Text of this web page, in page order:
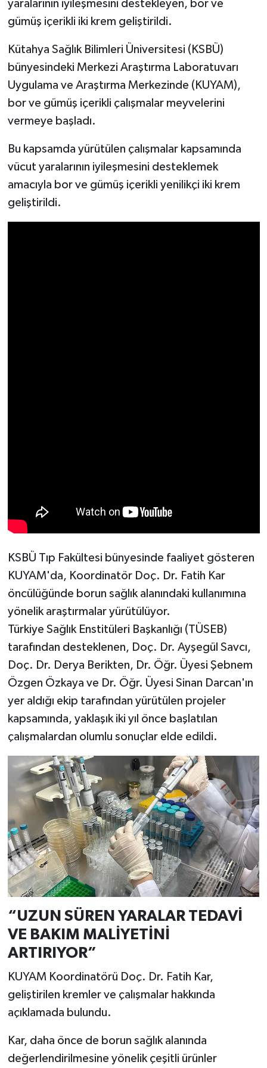
yaralarının iyileşmesini destekleyen, bor ve
gümüş içerikli iki krem geliştirildi.
Kütahya Sağlık Bilimleri Üniversitesi (KSBÜ)
bünyesindeki Merkezi Araştırma Laboratuvarı
Uygulama ve Araştırma Merkezinde (KUYAM),
bor ve gümüş içerikli çalışmalar meyvelerini
vermeye başladı.
Bu kapsamda yürütülen çalışmalar kapsamında
vücut yaralarının iyileşmesini desteklemek
amacıyla bor ve gümüş içerikli yenilikçi iki krem
geliştirildi.
KSBÜ Tıp Fakültesi bünyesinde faaliyet gösteren
KUYAM'da, Koordinatör Doç. Dr. Fatih Kar
öncülüğünde borun sağlık alanındaki kullanımına
yönelik araştırmalar yürütülüyor.
Türkiye Sağlık Enstitüleri Başkanlığı (TÜSEB)
tarafından desteklenen, Doç. Dr. Ayşegül Savcı,
Doç. Dr. Derya Berikten, Dr. Öğr. Üyesi Şebnem
Özgen Özkaya ve Dr. Öğr. Üyesi Sinan Darcan'ın
yer aldığı ekip tarafından yürütülen projeler
kapsamında, yaklaşık iki yıl önce başlatılan
çalışmalardan olumlu sonuçlar elde edildi.
“UZUN SÜREN YARALAR TEDAVİ
VE BAKIM MALİYETİNİ
ARTIRIYOR”
KUYAM Koordinatörü Doç. Dr. Fatih Kar,
geliştirilen kremler ve çalışmalar hakkında
açıklamada bulundu.
Kar, daha önce de borun sağlık alanında
değerlendirilmesine yönelik çeşitli ürünler
İlçeler
Köşe Yazıları
Kültür Sanat
Kütahya
Magazin
Otomobil
Teknoloji
Video Galeri
Yaşam
Yemek Tarifleri